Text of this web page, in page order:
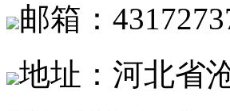
邮箱：
地址：河北省